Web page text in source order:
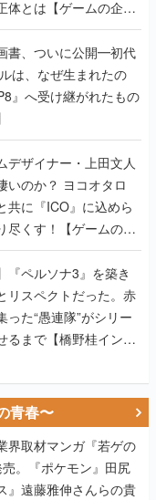
体とは【ゲームの企画
書、ついに公開━初代
は、なぜ生まれたの
』へ受け継がれたもの
デザイナー・上田文人
いのか？ ヨコオタロ
共に『ICO』に込めら
尽くす！【ゲームの企
『ペルソナ3』を築き
リスペクトだった。赤
った“愚連隊”がシリー
るまで【橋野桂インタ
青春〜
界取材マンガ『若ゲの
。『ポケモン』田尻
』遠藤雅伸さんらの貴